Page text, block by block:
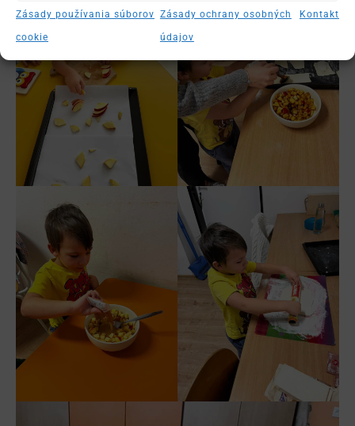
Zásady používania súborov
cookie
Zásady ochrany osobných
údajov
Kontakt